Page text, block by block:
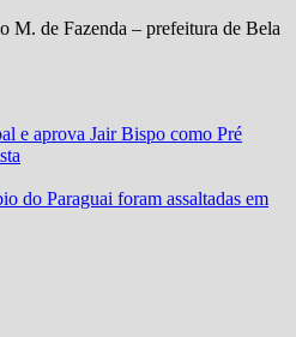
M. de Fazenda – prefeitura de Bela
e aprova Jair Bispo como Pré
do Paraguai foram assaltadas em